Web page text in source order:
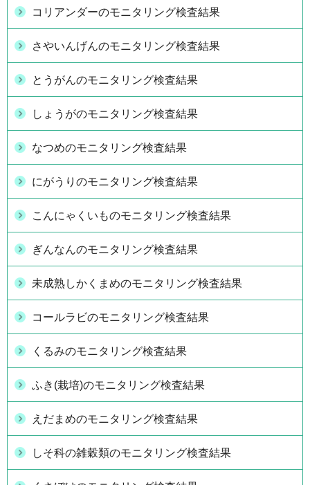
コリアンダーのモニタリング検査結果
さやいんげんのモニタリング検査結果
とうがんのモニタリング検査結果
しょうがのモニタリング検査結果
なつめのモニタリング検査結果
にがうりのモニタリング検査結果
こんにゃくいものモニタリング検査結果
ぎんなんのモニタリング検査結果
未成熟しかくまめのモニタリング検査結果
コールラビのモニタリング検査結果
くるみのモニタリング検査結果
ふき(栽培)のモニタリング検査結果
えだまめのモニタリング検査結果
しそ科の雑穀類のモニタリング検査結果